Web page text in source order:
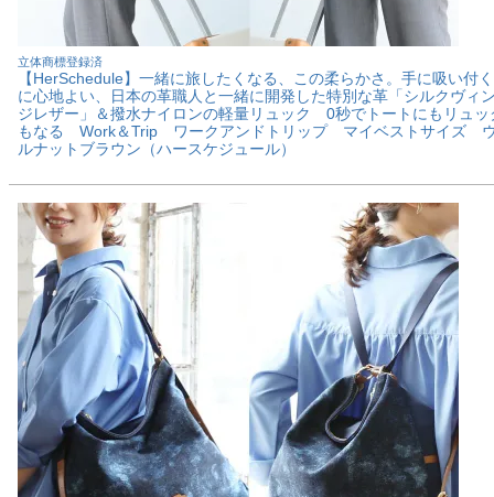
立体商標登録済
【HerSchedule】一緒に旅したくなる、この柔らかさ。手に吸い付
に心地よい、日本の革職人と一緒に開発した特別な革「シルクヴィ
ジレザー」＆撥水ナイロンの軽量リュック 0秒でトートにもリュッ
もなる Work＆Trip ワークアンドトリップ マイベストサイズ
ルナットブラウン（ハースケジュール）